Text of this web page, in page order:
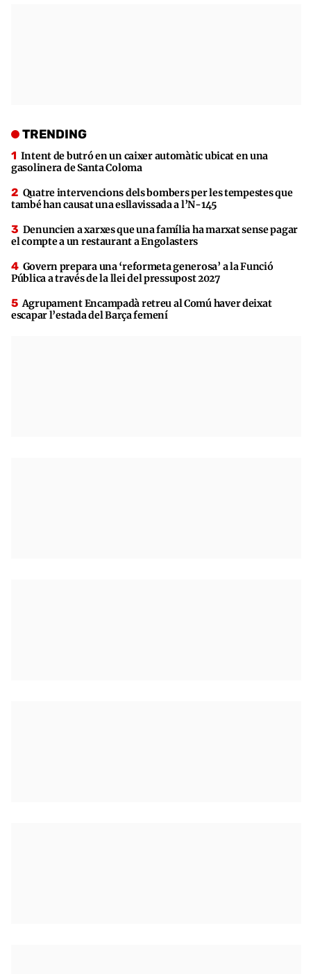
TRENDING
Intent de butró en un caixer automàtic ubicat en una
gasolinera de Santa Coloma
Quatre intervencions dels bombers per les tempestes que
també han causat una esllavissada a l’N-145
Denuncien a xarxes que una família ha marxat sense pagar
el compte a un restaurant a Engolasters
Govern prepara una ‘reformeta generosa’ a la Funció
Pública a través de la llei del pressupost 2027
Agrupament Encampadà retreu al Comú haver deixat
escapar l’estada del Barça femení